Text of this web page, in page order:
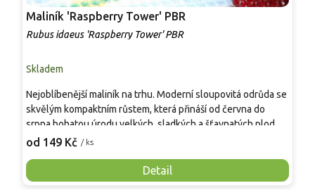
Maliník 'Raspberry Tower' PBR
Rubus idaeus 'Raspberry Tower' PBR
Skladem
od 149 Kč / ks
Detail
Nejoblíbenější maliník na trhu. Moderní sloupovitá odrůda se
skvělým kompaktním růstem, která přináší od června do
srpna bohatou úrodu velkých, sladkých a šťavnatých plodů.
Pevné vzpřímené výhony tvoří elegantní habitus bez
Mrazuvzdornost do −25 °C a spolehlivá vitalita z něj dělají
skvělou volbu pro každého pěstitele.